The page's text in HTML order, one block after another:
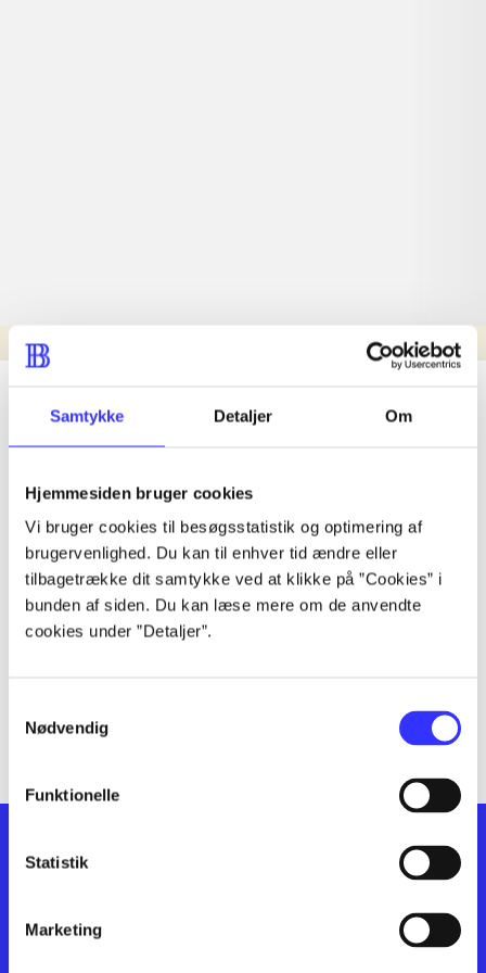
Samtykke Detaljer Om
Hjemmesiden bruger cookies
Vi bruger cookies til besøgsstatistik og optimering af
brugervenlighed. Du kan til enhver tid ændre eller
tilbagetrække dit samtykke ved at klikke på ”Cookies” i
bunden af siden. Du kan læse mere om de anvendte
cookies under ”Detaljer”.
Nødvendig
Funktionelle
Statistik
Marketing
Nyhed
lorem ipsum dolor sit amet ...
lorem ipsum dolor sit amet ...
lorem ipsum dolor sit amet ...
lorem ipsum dolor sit amet ...
lorem ipsum dolor sit amet ...
lorem ipsum dolor sit amet ...
lorem ipsum dolor sit amet ...